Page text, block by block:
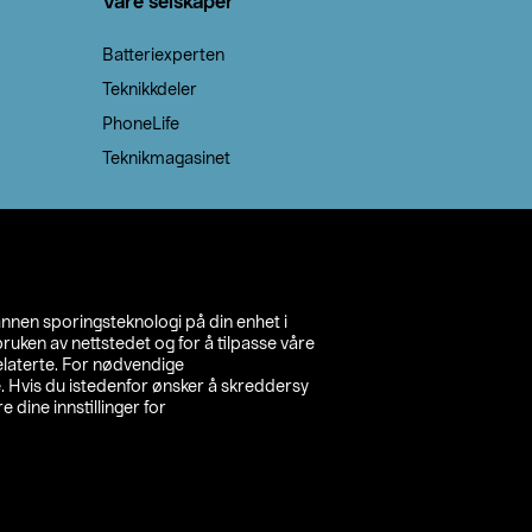
sporingsteknologi på din enhet i
av nettstedet og for å tilpasse våre
For nødvendige
Hvis du istedenfor ønsker å skreddersy
dine innstillinger for
Batteriexperten
Teknikkdeler
PhoneLife
Teknikmagasinet